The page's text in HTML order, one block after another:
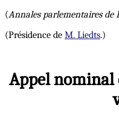
(Annales parlementaires de
(Présidence de M. Liedts.)
Appel nominal